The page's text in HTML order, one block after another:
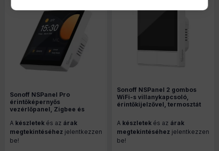
Sonoff NSPanel Pro
érintőképernyős
vezérlőpanel, Zigbee és
A készletek és az árak
megtekintéséhez jelentkezzen
be!
Sonoff NSPanel 2 gombos
WiFi-s villanykapcsoló,
érintőkijelzővel, termosztát
A készletek és az árak
megtekintéséhez jelentkezzen
be!